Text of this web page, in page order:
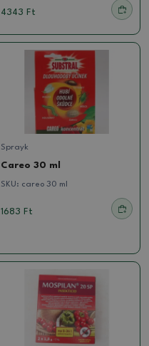
4343 Ft
Sprayk
Careo 30 ml
SKU: careo 30 ml
1683 Ft